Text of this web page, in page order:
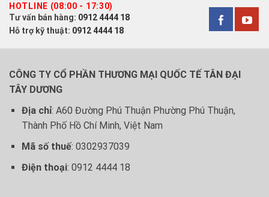
HOTLINE (08:00 - 17:30)
Tư vấn bán hàng: 0912 4444 18
Hỗ trợ kỹ thuật: 0912 4444 18
CÔNG TY CỔ PHẦN THƯƠNG MẠI QUỐC TẾ TÂN ĐẠI
TÂY DƯƠNG
Địa chỉ: A60 Đường Phú Thuận Phường Phú Thuận,
Thành Phố Hồ Chí Minh, Việt Nam
Mã số thuế: 0302937039
Điện thoại: 0912 4444 18